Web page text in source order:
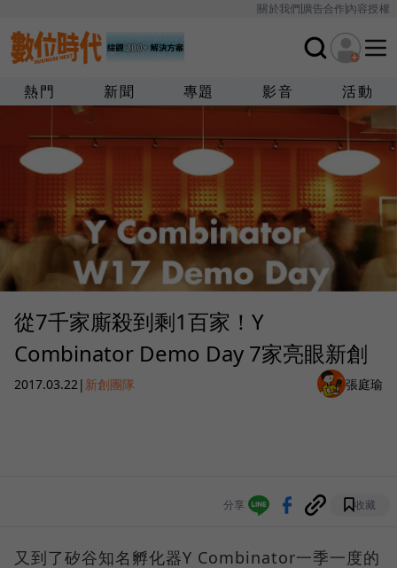
關於我們廣告合作內容授權
熱門 新聞 專題 影音 活動
從7千家廝殺到剩1百家！Y
Combinator Demo Day 7家亮眼新創
2017.03.22 | 新創團隊 張庭瑜
分享 收藏
又到了矽谷知名孵化器Y Combinator一季一度的